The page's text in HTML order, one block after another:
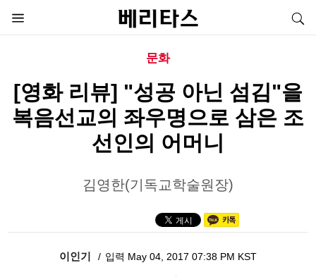
문화
[영화 리뷰] "성공 아닌 섬김"을
복음선교의 좌우명으로 삼은 조
선인의 어머니
김영한(기독교학술원장)
이인기 입력 May 04, 2017 07:38 PM KST